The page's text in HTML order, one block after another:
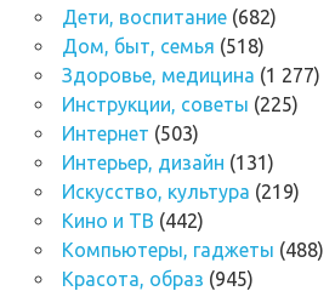
Дети, воспитание(682)
Дом, быт, семья (518)
Здоровье, медицина (1 277)
Инструкции, советы (225)
Интернет (503)
Интерьер, дизайн (131)
Искусство, культура (219)
Кино и ТВ (442)
Компьютеры, гаджеты (488)
Красота, образ (945)